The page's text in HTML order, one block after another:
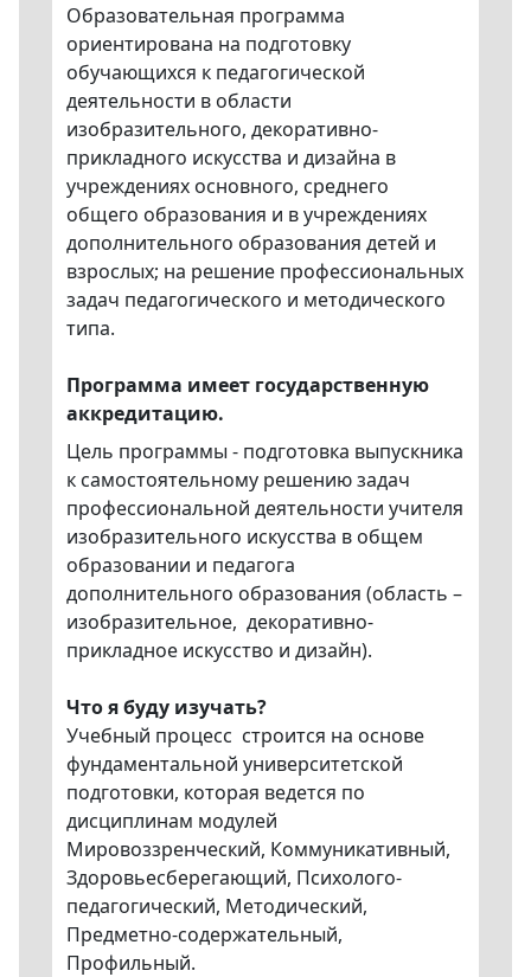
Образовательная программа
ориентирована на подготовку
обучающихся к педагогической
деятельности в области
изобразительного, декоративно-
прикладного искусства и дизайна в
учреждениях основного, среднего
общего образования и в учреждениях
дополнительного образования детей и
взрослых; на решение профессиональных
задач педагогического и методического
типа.
Программа имеет государственную
аккредитацию.
Цель программы - подготовка выпускника
к самостоятельному решению задач
профессиональной деятельности учителя
изобразительного искусства в общем
образовании и педагога
дополнительного образования (область –
изобразительное, декоративно-
прикладное искусство и дизайн).
Что я буду изучать?
Учебный процесс строится на основе
фундаментальной университетской
подготовки, которая ведется по
дисциплинам модулей
Мировоззренческий, Коммуникативный,
Здоровьесберегающий, Психолого-
педагогический, Методический,
Предметно-содержательный,
Профильный.